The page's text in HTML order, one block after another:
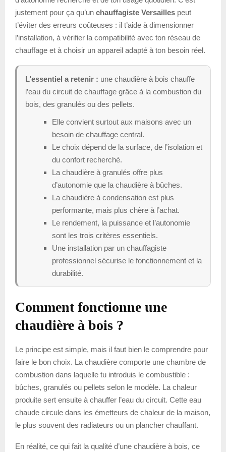
justement pour ça qu’un chauffagiste Versailles peut
t’éviter des erreurs coûteuses : il t’aide à dimensionner
l’installation, à vérifier la compatibilité avec ton réseau de
chauffage et à choisir un appareil adapté à ton besoin réel.
L’essentiel a retenir : une chaudière à bois chauffe
l’eau du circuit de chauffage grâce à la combustion du
bois, des granulés ou des pellets.
Elle convient surtout aux maisons avec un
besoin de chauffage central.
Le choix dépend de la surface, de l’isolation et
du confort recherché.
La chaudière à granulés offre plus
d’autonomie que la chaudière à bûches.
La chaudière à condensation est plus
performante, mais plus chère à l’achat.
Le rendement, la puissance et l’autonomie
sont les trois critères essentiels.
Une installation par un chauffagiste
professionnel sécurise le fonctionnement et la
durabilité.
Comment fonctionne une
chaudière à bois ?
Le principe est simple, mais il faut bien le comprendre pour
faire le bon choix. La chaudière comporte une chambre de
combustion dans laquelle tu introduis le combustible :
bûches, granulés ou pellets selon le modèle. La chaleur
produite sert ensuite à chauffer l’eau du circuit. Cette eau
chaude circule dans les émetteurs de chaleur de la maison,
le plus souvent des radiateurs ou un plancher chauffant.
En réalité, ce qui fait la qualité d’une chaudière à bois, ce